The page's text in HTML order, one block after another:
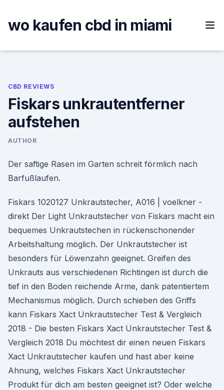
content
wo kaufen cbd in miami
CBD REVIEWS
Fiskars unkrautentferner
aufstehen
AUTHOR
Der saftige Rasen im Garten schreit förmlich nach
Barfußlaufen.
Fiskars 1020127 Unkrautstecher, A016 | voelkner -
direkt Der Light Unkrautstecher von Fiskars macht ein
bequemes Unkrautstechen in rückenschonender
Arbeitshaltung möglich. Der Unkrautstecher ist
besonders für Löwenzahn geeignet. Greifen des
Unkrauts aus verschiedenen Richtingen ist durch die
tief in den Boden reichende Arme, dank patentiertem
Mechanismus möglich. Durch schieben des Griffs
kann Fiskars Xact Unkrautstecher Test & Vergleich
2018 - Die besten Fiskars Xact Unkrautstecher Test &
Vergleich 2018 Du möchtest dir einen neuen Fiskars
Xact Unkrautstecher kaufen und hast aber keine
Ahnung, welches Fiskars Xact Unkrautstecher
Produkt für dich am besten geeignet ist? Oder welche